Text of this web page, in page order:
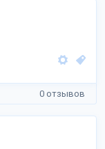
0 отзывов